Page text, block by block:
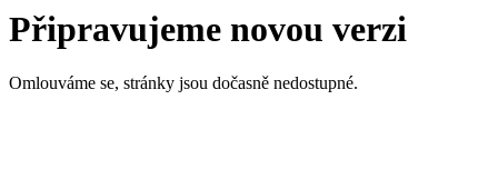
Připravujeme novou verzi
Omlouváme se, stránky jsou dočasně nedostupné.